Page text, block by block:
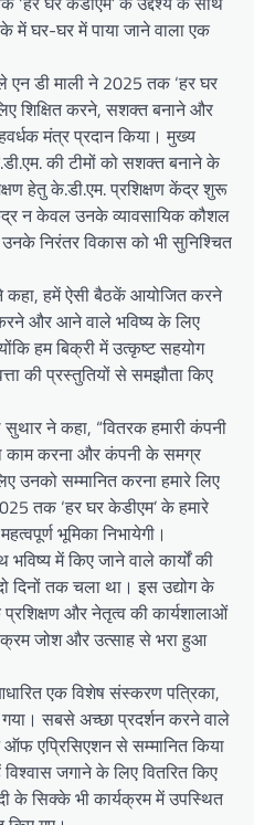
घर-घर में पाया जाने वाला एक
एन डी माली ने 2025 तक ‘हर घर
शिक्षित करने, सशक्त बनाने और
मंत्र प्रदान किया। मुख्य
की टीमों को सशक्त बनाने के
हेतु के.डी.एम. प्रशिक्षण केंद्र शुरू
न केवल उनके व्यावसायिक कौशल
निरंतर विकास को भी सुनिश्चित
कहा, हमें ऐसी बैठकें आयोजित करने
और आने वाले भविष्य के लिए
हम बिक्री में उत्कृष्ट सहयोग
की प्रस्तुतियों से समझौता किए
ने कहा, “वितरक हमारी कंपनी
काम करना और कंपनी के समग्र
उनको सम्मानित करना हमारे लिए
तक ‘हर घर केडीएम’ के हमारे
भूमिका निभायेगी।
में किए जाने वाले कार्यों की
दिनों तक चला था। इस उद्योग के
प्रशिक्षण और नेतृत्व की कार्यशालाओं
जोश और उत्साह से भरा हुआ
एक विशेष संस्करण पत्रिका,
सबसे अच्छा प्रदर्शन करने वाले
एप्रिसिएशन से सम्मानित किया
जगाने के लिए वितरित किए
के सिक्के भी कार्यक्रम में उपस्थित